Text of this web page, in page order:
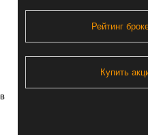
Рейтинг
Купить